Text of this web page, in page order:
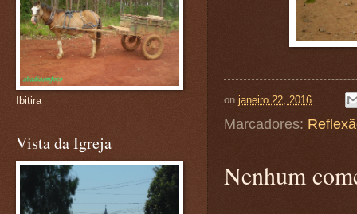
on janeiro 22, 2016
Marcadores:
Nenhum
Ibitira
Vista da Igreja